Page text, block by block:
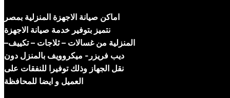
اماكن صيانة الاجهزة المنزلية بمصر
نتميز بتوفير خدمة صيانة الاجهزة
المنزلية من غسالات – ثلاجات – تكييف–
ديب فريزر- ميكروويف بالمنزل دون
نقل الجهاز وذلك توفيرا للنفقات على
العميل و ايضا للمحافظة